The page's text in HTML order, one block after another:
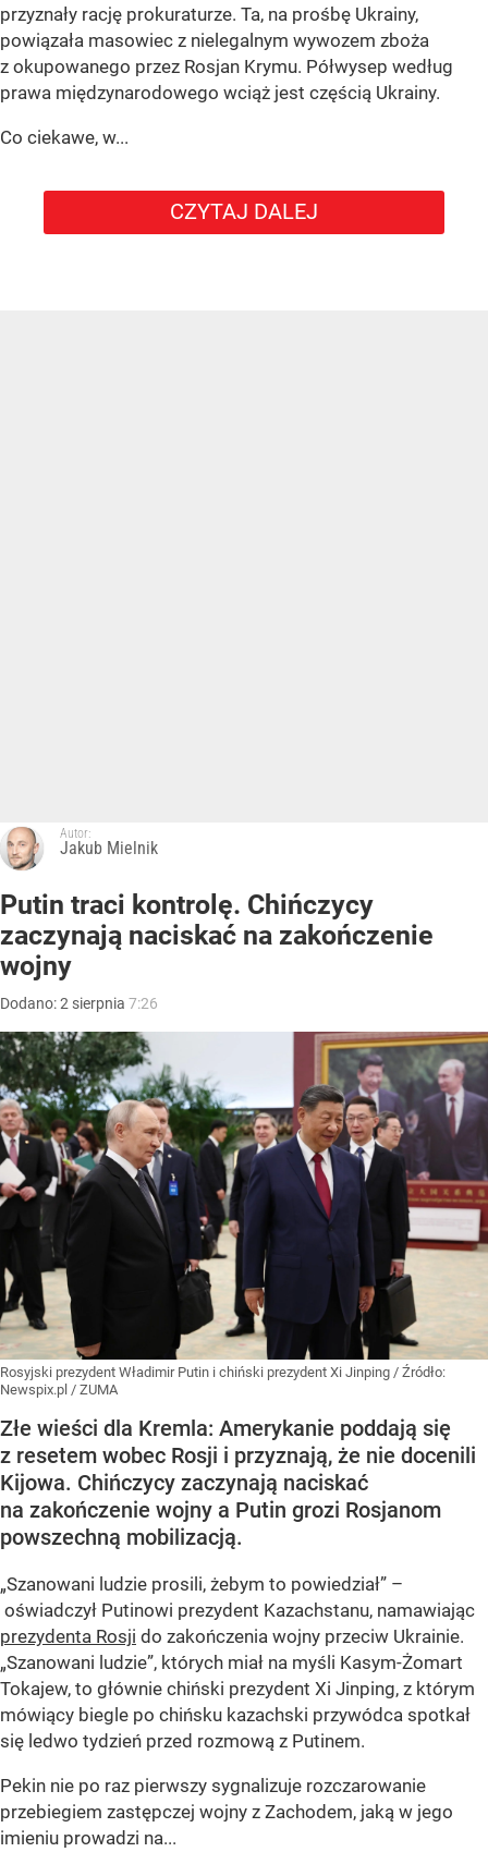
przyznały rację prokuraturze. Ta, na prośbę Ukrainy,
powiązała masowiec z nielegalnym wywozem zboża
z okupowanego przez Rosjan Krymu. Półwysep według
prawa międzynarodowego wciąż jest częścią Ukrainy.
Co ciekawe, w...
CZYTAJ DALEJ
Autor:
Jakub Mielnik
Putin traci kontrolę. Chińczycy
zaczynają naciskać na zakończenie
wojny
Dodano:2 sierpnia 7:26
Rosyjski prezydent Władimir Putin i chiński prezydent Xi Jinping / Źródło:
Newspix.pl / ZUMA
Złe wieści dla Kremla: Amerykanie poddają się
z resetem wobec Rosji i przyznają, że nie docenili
Kijowa. Chińczycy zaczynają naciskać
na zakończenie wojny a Putin grozi Rosjanom
powszechną mobilizacją.
„Szanowani ludzie prosili, żebym to powiedział” –
oświadczył Putinowi prezydent Kazachstanu, namawiając
prezydenta Rosji do zakończenia wojny przeciw Ukrainie.
„Szanowani ludzie”, których miał na myśli Kasym-Żomart
Tokajew, to głównie chiński prezydent Xi Jinping, z którym
mówiący biegle po chińsku kazachski przywódca spotkał
się ledwo tydzień przed rozmową z Putinem.
Pekin nie po raz pierwszy sygnalizuje rozczarowanie
przebiegiem zastępczej wojny z Zachodem, jaką w jego
imieniu prowadzi na...